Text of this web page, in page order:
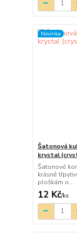
Novinka
Šatonová
krystal
Šatonové
krásně
ploškám o...
12 Kč/ks